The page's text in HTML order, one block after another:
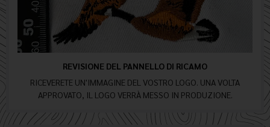
REVISIONE DEL PANNELLO DI RICAMO
RICEVERETE UN'IMMAGINE DEL VOSTRO LOGO. UNA VOLTA
APPROVATO, IL LOGO VERRÀ MESSO IN PRODUZIONE.